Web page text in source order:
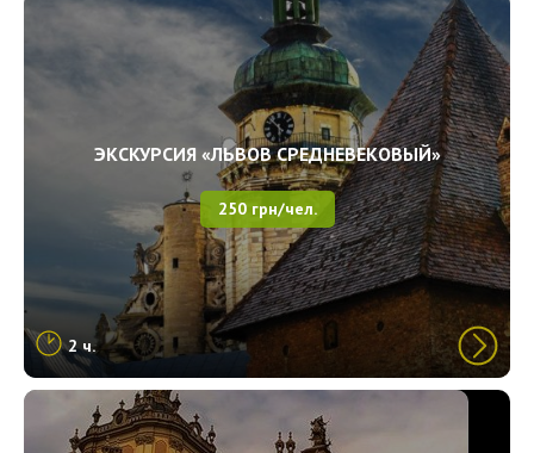
ЭКСКУРСИЯ «ЛЬВОВ СРЕДНЕВЕКОВЫЙ»
250 грн/чел.
2 ч.